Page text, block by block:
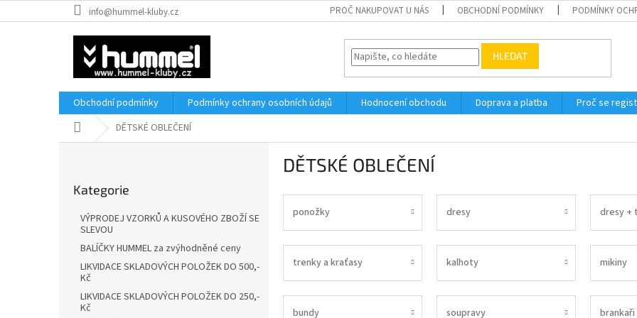
na
info@hummel-kluby.cz PROČ NAKUPOVAT U NÁS OBCHODNÍ PODMÍNKY PODMÍNKY
HLEDAT
Obchodní podmínky Podmínky ochrany osobních údajů Hodnocení obchodu Doprava a platba Proč se
Domů DĚTSKÉ OBLEČENÍ
kategorie
Kategorie
VÝPRODEJ VZORKŮ A KUSOVÉHO ZBOŽÍ SE
SLEVOU
BALÍČKY HUMMEL za zvýhodněné ceny
LIKVIDACE SKLADOVÝCH POLOŽEK DO 500,-
Kč
LIKVIDACE SKLADOVÝCH POLOŽEK DO 250,-
Kč
DĚTSKÉ OBLEČENÍ
ponožky dresy dresy +
trenky a kraťasy kalhoty mikiny
bundy soupravy brankaři